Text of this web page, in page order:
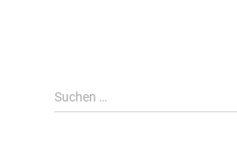
S
u
Suchen …